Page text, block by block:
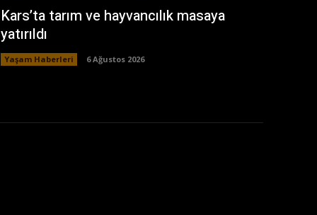
Kars’ta tarım ve hayvancılık masaya
yatırıldı
Yaşam Haberleri 6 Ağustos 2026